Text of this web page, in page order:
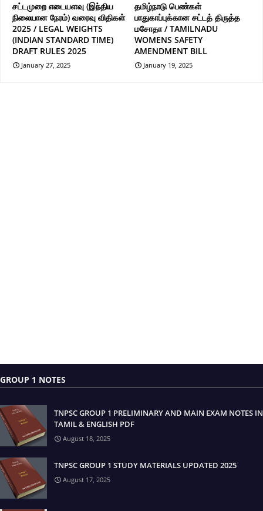
சட்டமுறை எடையளவு (இந்திய
நிலையான நேரம்) வரைவு விதிகள்
2025 / LEGAL WEIGHTS
(INDIAN STANDARD TIME)
DRAFT RULES 2025
January 27, 2025
தமிழ்நாடு பெண்கள்
பாதுகாப்புக்கான சட்டத் திருத்த
மசோதா / TAMILNADU
WOMENS SAFETY
AMENDMENT BILL
January 19, 2025
GROUP 1 NOTES
TNPSC GROUP 1 PRELIMINARY AND MAIN EXAM NOTES IN
TAMIL & ENGLISH PDF
August 18, 2025
TNPSC GROUP 1 STUDY MATERIALS UPDATED 2025
August 17, 2025